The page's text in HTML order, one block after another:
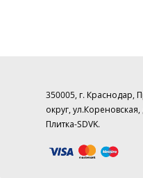
350005, г. Краснодар,
округ,
Плитка-SDVK.